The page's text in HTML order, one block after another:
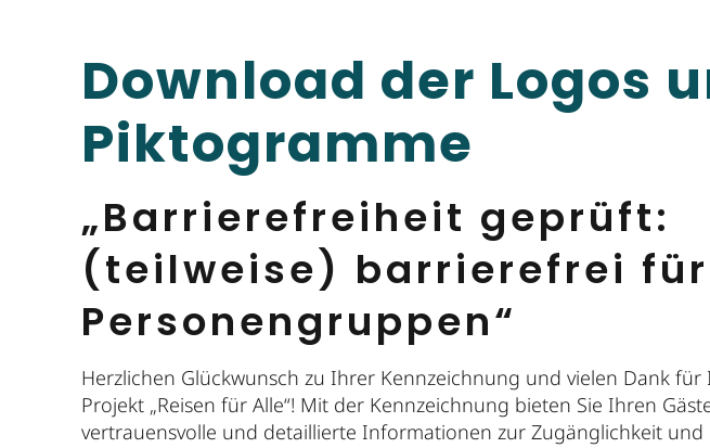
Download der Logos
Piktogramme
„Barrierefreiheit geprüft:
(teilweise) barrierefrei
Personengruppen“
Herzlichen Glückwunsch zu Ihrer Kennzeichnung und vielen Dank
Projekt „Reisen für Alle“! Mit der Kennzeichnung bieten Sie Ihren
vertrauensvolle und detaillierte Informationen zur Zugänglichkeit und